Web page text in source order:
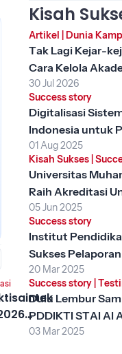
Apa
yang
Kisah
Artikel Dunia
Tak Lagi Kejar-
Cara Kelola
30 Jul 2026
Success story
Digitalisasi
Indonesia untuk
Unggul
01 Aug 2025
Kisah Sukses|
Universitas
Raih Akreditasi
Keperawatan
05 Jun 2025
Success story
Institut
Sukses
Platform
20 Mar 2025
Success story|
Dulu Lembur
PDDIKTI STAI Al
03 Mar 2025